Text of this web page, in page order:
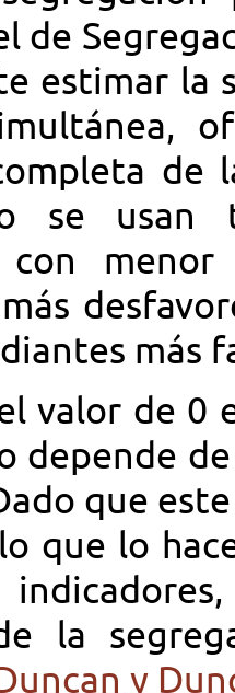
de
estimar la
de
se usan
con
más
valor de 0
depende
que
que lo
la
y